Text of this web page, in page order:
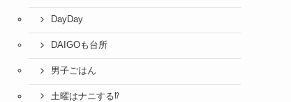
DayDay
DAIGOも台所
男子ごはん
土曜はナニする⁉